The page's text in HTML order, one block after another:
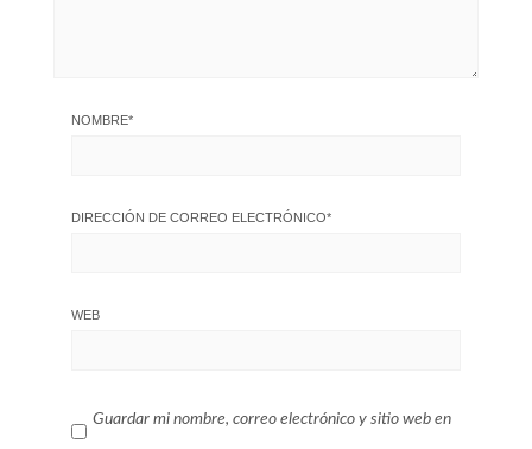
NOMBRE*
DIRECCIÓN DE CORREO ELECTRÓNICO*
WEB
Guardar mi nombre, correo electrónico y sitio web en